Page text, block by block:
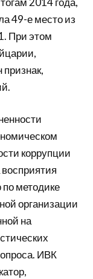
49-е место из
При этом
коррупции
методике
организации
на
ИВК